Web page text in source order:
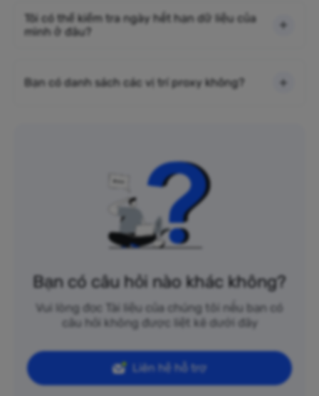
Tôi có thể kiểm tra ngày hết hạn dữ liệu của
mình ở đâu?
Bạn có danh sách các vị trí proxy không?
Bạn có câu hỏi nào khác không?
Vui lòng đọc Tài liệu của chúng tôi nếu bạn có
câu hỏi không được liệt kê dưới đây
Liên hệ hỗ trợ